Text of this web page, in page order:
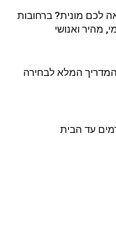
לכם מונית? ברחובות
מהיר ואנושי
המלא לבחירה
עד הבית